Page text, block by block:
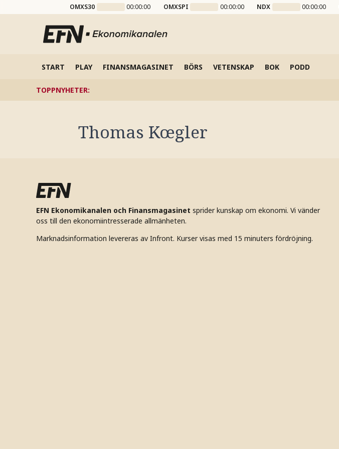
OMXS30 00:00:00 OMXSPI 00:00:00 NDX 00:00:00
START PLAY FINANSMAGASINET BÖRS VETENSKAP BOK PODD
TOPPNYHETER:
Thomas Kœgler
EFN Ekonomikanalen och Finansmagasinet sprider kunskap om ekonomi. Vi vänder
oss till den ekonomiintresserade allmänheten.
Marknadsinformation levereras av Infront. Kurser visas med 15 minuters fördröjning.